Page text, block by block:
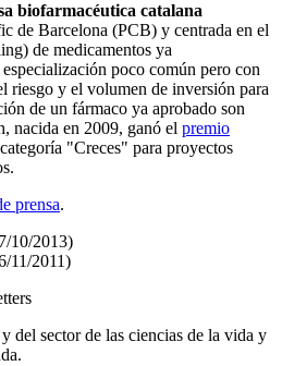
biofarmacéutica catalana
de Barcelona (PCB) y centrada en el
de medicamentos ya
poco común pero con
riesgo y el volumen de inversión para
de un fármaco ya aprobado son
nacida en 2009, ganó el premio
"Creces" para proyectos
prensa.
10/2013)
11/2011)
del sector de las ciencias de la vida y